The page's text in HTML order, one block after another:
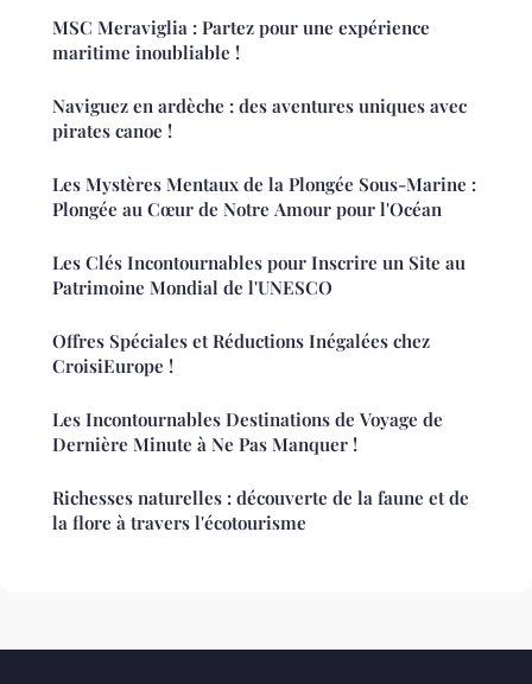
MSC Meraviglia : Partez pour une expérience
maritime inoubliable !
Naviguez en ardèche : des aventures uniques avec
pirates canoe !
Les Mystères Mentaux de la Plongée Sous-Marine :
Plongée au Cœur de Notre Amour pour l'Océan
Les Clés Incontournables pour Inscrire un Site au
Patrimoine Mondial de l'UNESCO
Offres Spéciales et Réductions Inégalées chez
CroisiEurope !
Les Incontournables Destinations de Voyage de
Dernière Minute à Ne Pas Manquer !
Richesses naturelles : découverte de la faune et de
la flore à travers l'écotourisme